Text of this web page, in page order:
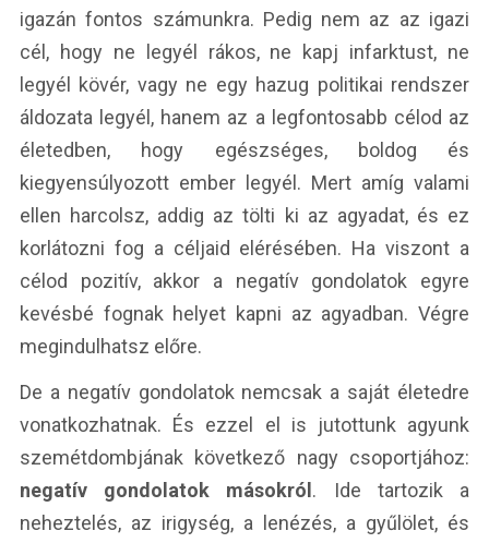
igazán fontos számunkra. Pedig nem az az igazi
cél, hogy ne legyél rákos, ne kapj infarktust, ne
legyél kövér, vagy ne egy hazug politikai rendszer
áldozata legyél, hanem az a legfontosabb célod az
életedben, hogy egészséges, boldog és
kiegyensúlyozott ember legyél. Mert amíg valami
ellen harcolsz, addig az tölti ki az agyadat, és ez
korlátozni fog a céljaid elérésében. Ha viszont a
célod pozitív, akkor a negatív gondolatok egyre
kevésbé fognak helyet kapni az agyadban. Végre
megindulhatsz előre.
De a negatív gondolatok nemcsak a saját életedre
vonatkozhatnak. És ezzel el is jutottunk agyunk
szemétdombjának következő nagy csoportjához:
negatív gondolatok másokról . Ide tartozik a
neheztelés, az irigység, a lenézés, a gyűlölet, és